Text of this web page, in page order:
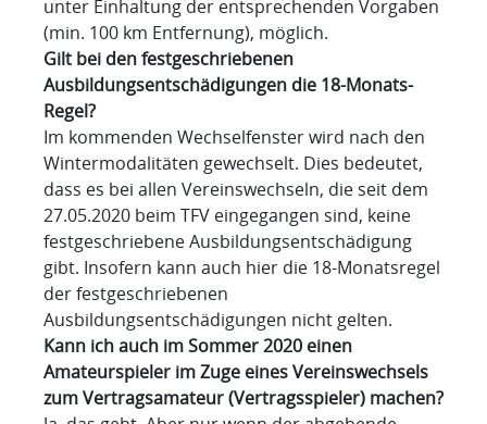
unter Einhaltung der entsprechenden Vorgaben
(min. 100 km Entfernung), möglich.
Gilt bei den festgeschriebenen
Ausbildungsentschädigungen die 18-Monats-
Regel?
Im kommenden Wechselfenster wird nach den
Wintermodalitäten gewechselt. Dies bedeutet,
dass es bei allen Vereinswechseln, die seit dem
27.05.2020 beim TFV eingegangen sind, keine
festgeschriebene Ausbildungsentschädigung
gibt. Insofern kann auch hier die 18-Monatsregel
der festgeschriebenen
Ausbildungsentschädigungen nicht gelten.
Kann ich auch im Sommer 2020 einen
Amateurspieler im Zuge eines Vereinswechsels
zum Vertragsamateur (Vertragsspieler) machen?